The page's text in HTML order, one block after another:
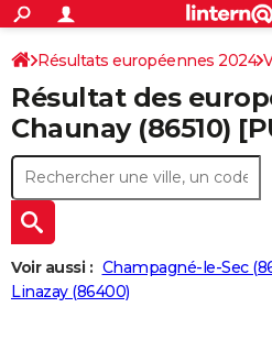
ACTUALITÉS
Politique
Société
Faits Divers
Education
Monde
Villes
+
SPORT
Coupe du monde 2026
Football
Tennis
Cyclisme
Rugby
Forum
CULTURE
Programme TV
TNT
Streaming
Cinéma
Sorties cinéma
Musique
+
FINANCE
Retraite
Impôts
Epargne
Immobilier
Risques naturels par ville
Banque
Assurance
Crédit
AUTO
Essais
Réserver un essai
Citadines
Berlines
SUV
Forum auto
+
HIGH-TECH
Mobiles
Meilleur smartphone
Internet
Ordinateurs
Jeux vidéo
Guide high-tech
+
BRICOLAGE
Résultats européennes 2024
Résultat des
Chaunay (86510)
Voir aussi : Champagné-le-Sec
Linazay (86400)